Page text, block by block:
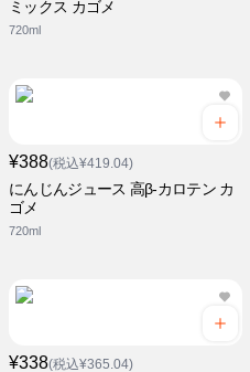
ミックス カゴメ
720ml
¥388(税込¥419.04)
にんじんジュース 高β-カロテン カ
ゴメ
720ml
¥338(税込¥365.04)